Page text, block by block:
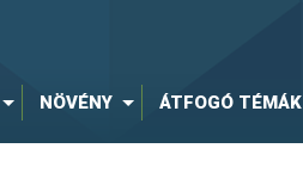
NÖVÉNY ÁTFOGÓ TÉMÁK